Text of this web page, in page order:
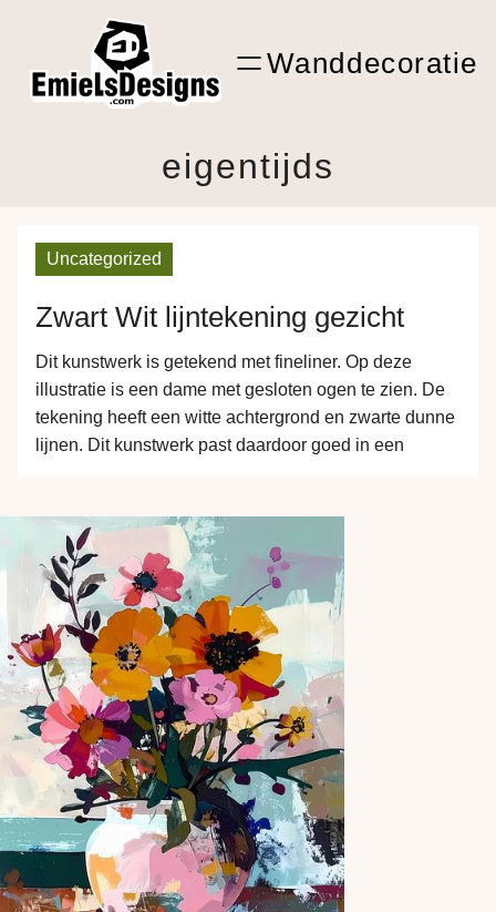
inhoud
Shop Kunst
Wanddecoratie
eigentijds
Uncategorized
Zwart Wit lijntekening gezicht
Dit kunstwerk is getekend met fineliner. Op deze
illustratie is een dame met gesloten ogen te zien. De
tekening heeft een witte achtergrond en zwarte dunne
lijnen. Dit kunstwerk past daardoor goed in een
donkerder is dan het wit…